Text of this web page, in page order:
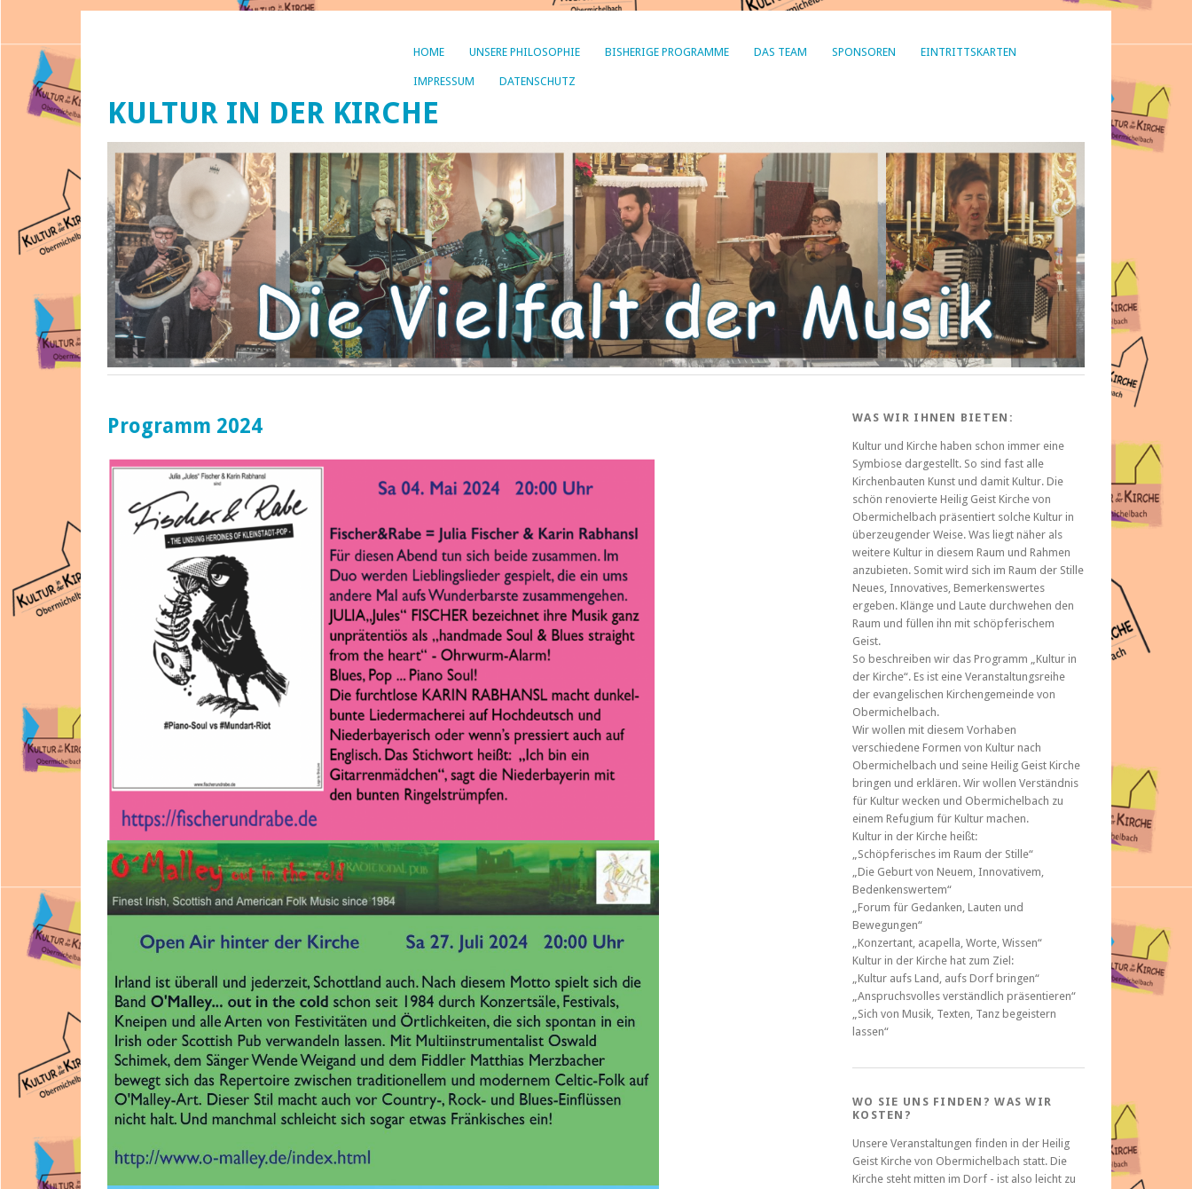
HOME UNSERE PHILOSOPHIE BISHERIGE PROGRAMME DAS TEAM SPONSOREN EINTRITTSKARTEN
IMPRESSUM DATENSCHUTZ
KULTUR IN DER KIRCHE
Programm 2024 WAS WIR IHNEN BIETEN:
Kultur und Kirche haben schon immer eine
Symbiose dargestellt. So sind fast alle
Kirchenbauten Kunst und damit Kultur. Die
schön renovierte Heilig Geist Kirche von
Obermichelbach präsentiert solche Kultur in
überzeugender Weise. Was liegt näher als
weitere Kultur in diesem Raum und Rahmen
anzubieten. Somit wird sich im Raum der Stille
Neues, Innovatives, Bemerkenswertes
ergeben. Klänge und Laute durchwehen den
Raum und füllen ihn mit schöpferischem
Geist.
So beschreiben wir das Programm „Kultur in
der Kirche“. Es ist eine Veranstaltungsreihe
der evangelischen Kirchengemeinde von
Obermichelbach.
Wir wollen mit diesem Vorhaben
verschiedene Formen von Kultur nach
Obermichelbach und seine Heilig Geist Kirche
bringen und erklären. Wir wollen Verständnis
für Kultur wecken und Obermichelbach zu
einem Refugium für Kultur machen.
Kultur in der Kirche heißt:
„Schöpferisches im Raum der Stille“
„Die Geburt von Neuem, Innovativem,
Bedenkenswertem“
„Forum für Gedanken, Lauten und
Bewegungen“
„Konzertant, acapella, Worte, Wissen“
Kultur in der Kirche hat zum Ziel:
„Kultur aufs Land, aufs Dorf bringen“
„Anspruchsvolles verständlich präsentieren“
„Sich von Musik, Texten, Tanz begeistern
lassen“
WO SIE UNS FINDEN? WAS WIR
KOSTEN?
Unsere Veranstaltungen finden in der Heilig
Geist Kirche von Obermichelbach statt. Die
Kirche steht mitten im Dorf - ist also leicht zu